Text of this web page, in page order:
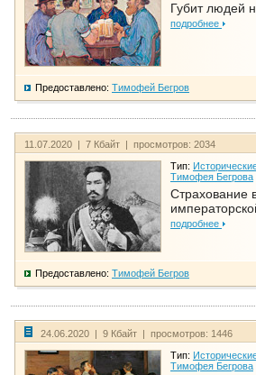
Губит людей
подробнее
Предоставлено: Тимофей Бегров
11.07.2020 | 7 Кбайт | просмотров: 2034
Тип:
Тимофея Бегрова
Страхование
подробнее
Предоставлено: Тимофей Бегров
24.06.2020 | 9 Кбайт | просмотров: 1446
Тип:
Тимофея Бегрова